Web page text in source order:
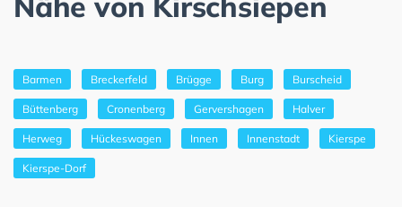
Barmen Breckerfeld Brügge Burg Burscheid
Büttenberg Cronenberg Gervershagen Halver
Herweg Hückeswagen Innen Innenstadt Kierspe
Kierspe-Dorf